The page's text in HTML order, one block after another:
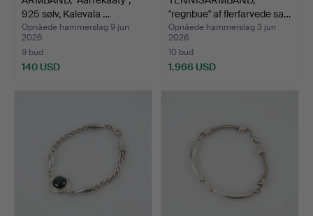
925 sølv, Kalevala …
Opnåede hammerslag 9 jun
2026
9 bud
140 USD
"regnbue" af flerfarvede sa…
Opnåede hammerslag 3 jun
2026
10 bud
1.966 USD